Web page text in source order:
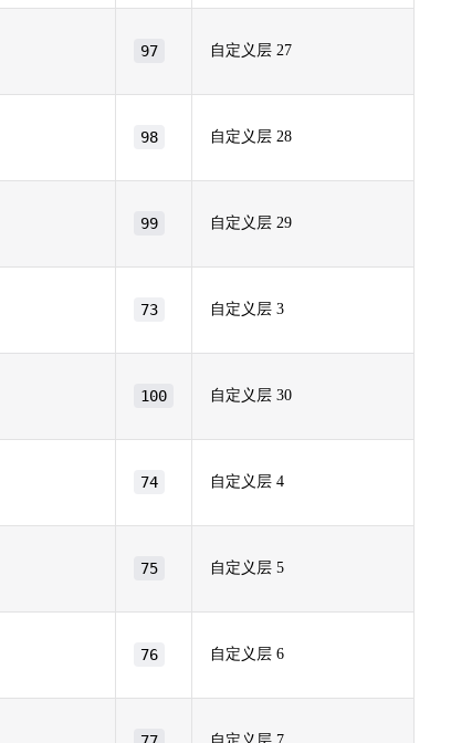
97 自定义层 27
98 自定义层 28
99 自定义层 29
73 自定义层 3
100 自定义层 30
74 自定义层 4
75 自定义层 5
76 自定义层 6